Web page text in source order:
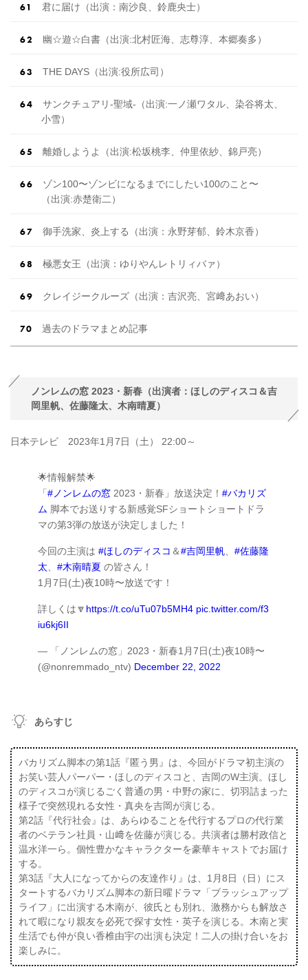
君に届け（出演：南沙良、鈴鹿央士）
幽☆遊☆白書（出 演 :北村匠海、志尊淳、本郷奏多）
THE DAYS（出演:役所広司）
サンクチュアリ-聖域-（出 演 :一ノ瀬ワタル、染谷将太、
小雪）
離婚しようよ（出 演 :松坂桃李、仲里依紗、錦戸亮）
ゾン100〜ゾンビになるまでにしたい100のこと〜
（出 演 :赤楚衛二）
御手洗家、炎上する（出演：永野芽郁、鈴木京香）
極悪女王（出演：ゆりやんレトリィバァ）
クレイジークルーズ（出演：吉沢亮、宮﨑あおい）
過去のドラマまとめ記事
ノンレムの窓 2023・新春（出演者：ほしのディスコ＆吉
岡里帆、佐藤隆太、木南晴夏）
日本テレビ 2023年1月7日（土） 22:00～
🌟情報解禁🌟
「 #ノンレムの窓 2023・新春」放送決定！ #バカリズ
ム 脚本でお送りする新感覚SFショートショートドラ
マの第3弾の放送が決定しました！
今回の主演は #ほしのディスコ ＆#吉岡里帆
#佐藤隆
太
#木南晴夏 の皆さん！
1月7日(土)夜10時〜放送です！
詳しくは🔽 https://t.co/uTu07b5MH4 pic.twitter.com/f3
iu6kj6II
— 「ノンレムの窓」2023・新春1月7日(土)夜10時〜
(@nonremmado_ntv) December 22, 2022
あらすじ
バカリズム脚本の第1話『匿う男』は、今回がドラマ初主演の
お笑い芸人パーパー・ほしのディスコと、吉岡のW主演。ほし
のディスコが演じるごく普通の男・中野の家に、切羽詰まった
様子で突然現れる女性・真央を吉岡が演じる。
第2話『代行社会』は、あらゆることを代行するプロの代行業
者のベテラン社員・山﨑を佐藤が演じる。共演者は勝村政信と
温水洋一ら。個性豊かなキャラクターを豪華キャストでお届け
する。
第3話『大人になってからの友達作り』は、1月8日（日）にス
タートするバカリズム脚本の新日曜ドラマ「ブラッシュアップ
ライフ」に出演する木南が、彼氏とも別れ、激務からも解放さ
れて暇になり親友を必死で探す女性・英子を演じる。木南と実
生活でも仲が良い香椎由宇の出演も決定！二人の掛け合いをお
楽しみに。